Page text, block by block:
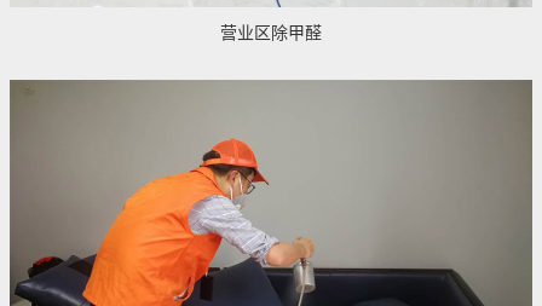
营业区除甲醛